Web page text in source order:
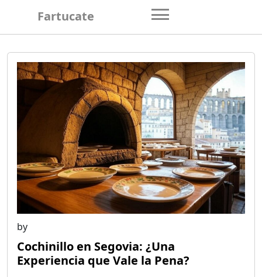
content
Fartucate
by
Cochinillo en Segovia: ¿Una
Experiencia que Vale la Pena?